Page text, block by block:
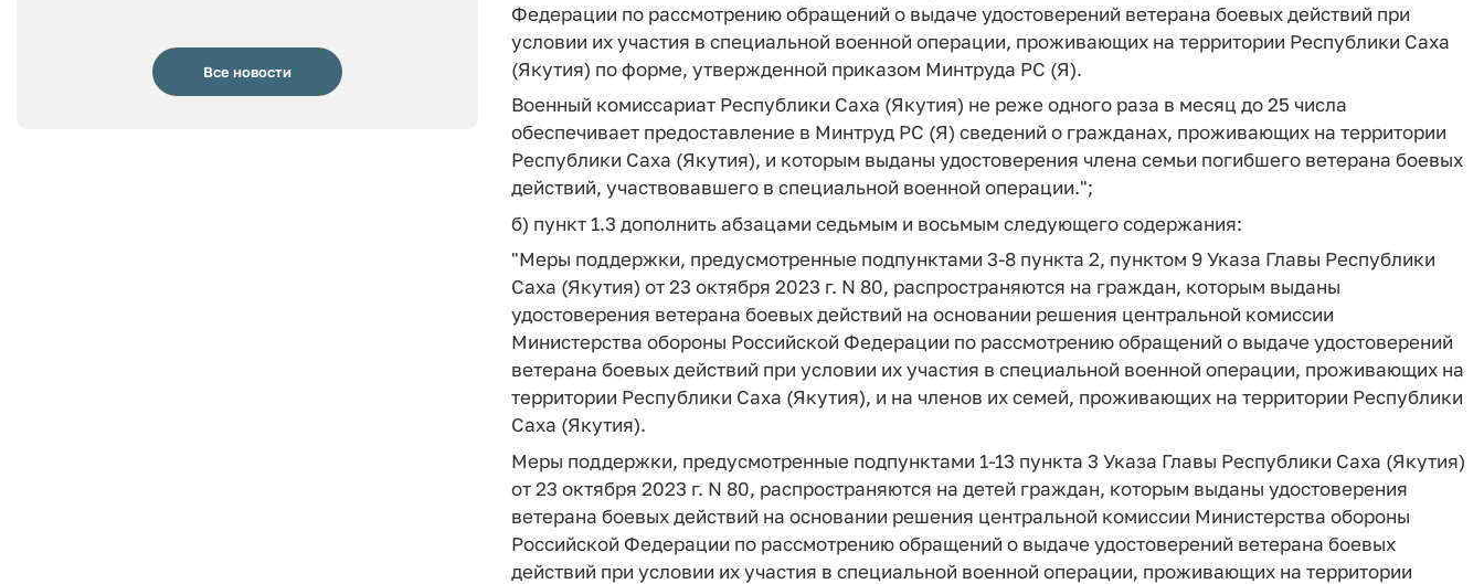
Все новости
Федерации по рассмотрению обращений о выдаче удостоверений ветерана боевых действий при
условии их участия в специальной военной операции, проживающих на территории Республики Саха
(Якутия) по форме, утвержденной приказом Минтруда РС (Я).
Военный комиссариат Республики Саха (Якутия) не реже одного раза в месяц до 25 числа
обеспечивает предоставление в Минтруд РС (Я) сведений о гражданах, проживающих на территории
Республики Саха (Якутия), и которым выданы удостоверения члена семьи погибшего ветерана боевых
действий, участвовавшего в специальной военной операции.";
б) пункт 1.3 дополнить абзацами седьмым и восьмым следующего содержания:
"Меры поддержки, предусмотренные подпунктами 3-8 пункта 2, пунктом 9 Указа Главы Республики
Саха (Якутия) от 23 октября 2023 г. N 80, распространяются на граждан, которым выданы
удостоверения ветерана боевых действий на основании решения центральной комиссии
Министерства обороны Российской Федерации по рассмотрению обращений о выдаче удостоверений
ветерана боевых действий при условии их участия в специальной военной операции, проживающих на
территории Республики Саха (Якутия), и на членов их семей, проживающих на территории Республики
Саха (Якутия).
Меры поддержки, предусмотренные подпунктами 1-13 пункта 3 Указа Главы Республики Саха (Якутия)
от 23 октября 2023 г. N 80, распространяются на детей граждан, которым выданы удостоверения
ветерана боевых действий на основании решения центральной комиссии Министерства обороны
Российской Федерации по рассмотрению обращений о выдаче удостоверений ветерана боевых
действий при условии их участия в специальной военной операции, проживающих на территории